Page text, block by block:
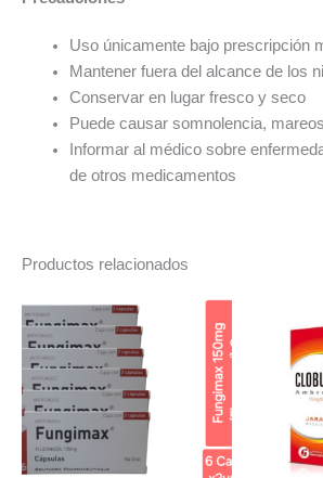
Uso únicamente bajo prescripción
Mantener fuera del alcance de los
Conservar en lugar fresco y seco
Puede causar somnolencia,
Informar al médico sobre
de otros medicamentos
Productos relacionados